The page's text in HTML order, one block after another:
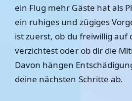
ein Flug mehr Gäste hat als
ein ruhiges und zügiges
ist zuerst, ob du freiwillig auf
verzichtest oder ob dir die
Davon hängen
deine nächsten Schritte ab.